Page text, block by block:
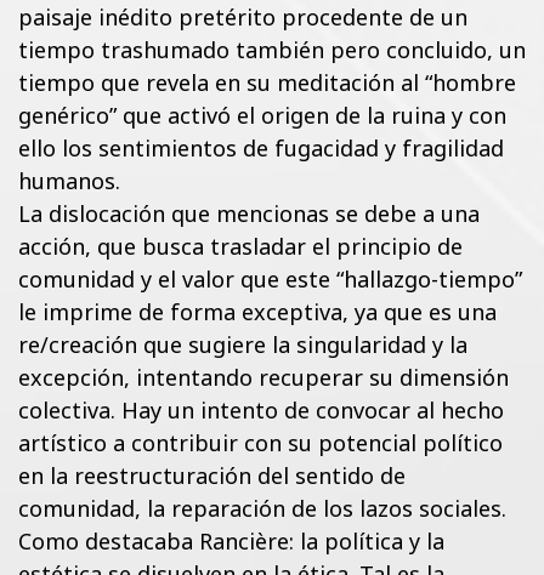
paisaje inédito pretérito procedente de un
tiempo trashumado también pero concluido, un
tiempo que revela en su meditación al “hombre
genérico” que activó el origen de la ruina y con
ello los sentimientos de fugacidad y fragilidad
humanos.
La dislocación que mencionas se debe a una
acción, que busca trasladar el principio de
comunidad y el valor que este “hallazgo-tiempo”
le imprime de forma exceptiva, ya que es una
re/creación que sugiere la singularidad y la
excepción, intentando recuperar su dimensión
colectiva. Hay un intento de convocar al hecho
artístico a contribuir con su potencial político
en la reestructuración del sentido de
comunidad, la reparación de los lazos sociales.
Como destacaba Rancière: la política y la